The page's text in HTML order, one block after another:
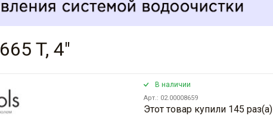
T, 4"
В наличии
Арт.: 02.00008659
Этот товар купили 145 раз(a)